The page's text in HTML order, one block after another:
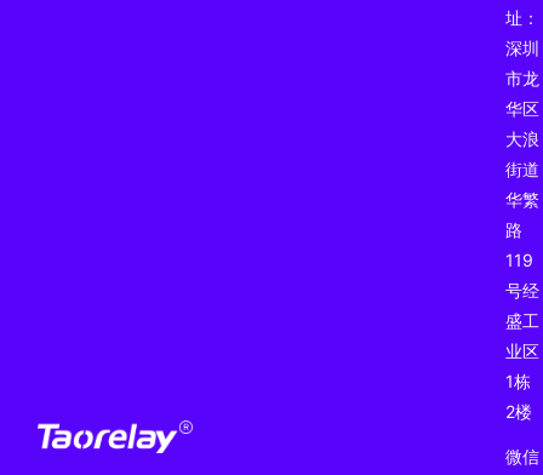
址：
深圳
市龙
华区
大浪
街道
华繁
路
119
号经
盛工
业区
1栋
2楼
微信